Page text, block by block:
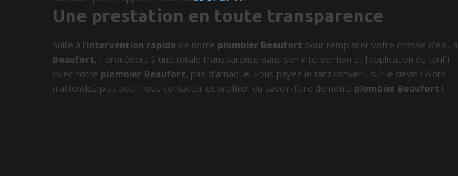
Une prestation en toute transparence
Suite à l'intervention rapide de notre plombier Beaufort pour remplacer votre chasse d'eau à
Beaufort, il procédera à une totale transparence dans son intervention et l'application du tarif !
Avec notre plombier Beaufort, pas d'arnaque, vous payez le tarif convenu sur le devis ! Alors
n'attendez plus pour nous contacter et profiter du savoir-faire de notre plombier Beaufort !